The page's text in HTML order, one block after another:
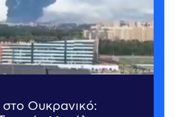
Ουκρανικό: